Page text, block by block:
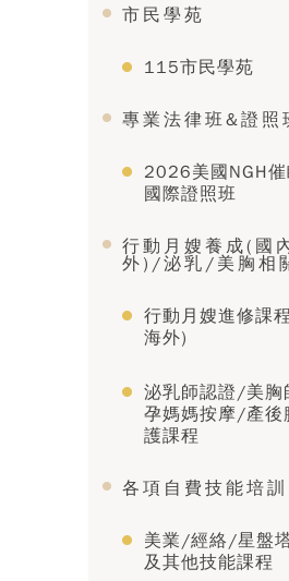
市民學苑
115市民學苑
專業法律班&證照
2026美國NGH
國際證照班
行動月嫂養成(國
外)/泌乳/美胸相
行動月嫂進修課
海外)
泌乳師認證/美
孕媽媽按摩/產後
護課程
各項自費技能培訓
美業/經絡/星盤
及其他技能課程